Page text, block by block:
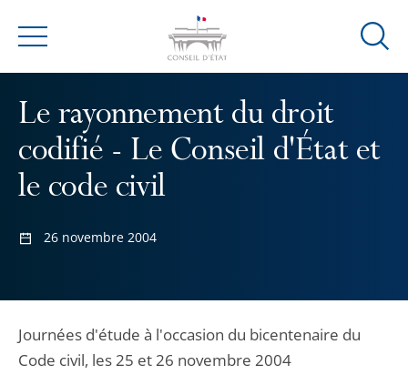
Menu
Ouvrir
Le rayonnement du droit
codifié - Le Conseil d'État et
le code civil
26 novembre 2004
Journées d'étude à l'occasion du bicentenaire du
Code civil, les 25 et 26 novembre 2004